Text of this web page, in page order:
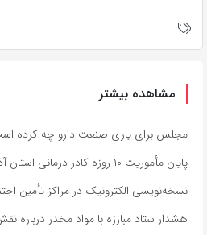
مشاهده بیشتر
مجلس برای یاری صنعت دارو چه کرده
پایان مأموریت ۱۰ روزه کادر درمانی استان آذربایجان‌شرقی مستقر در کربلا
نسخه‌نویسی الکترونیک در مراکز تأمین اجتماعی
هشدار ستاد مبارزه با مواد مخدر درباره